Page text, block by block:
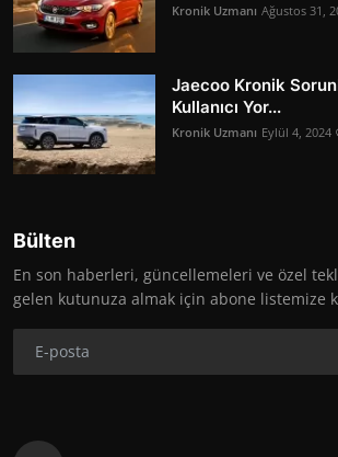
Kronik Uzmanı Ağustos 31,
Jaecoo Kronik
Kullanıcı Yor...
Kronik Uzmanı Eylül 4, 2024
Bülten
En son haberleri, güncellemeleri ve özel
gelen kutunuza almak için abone listemize